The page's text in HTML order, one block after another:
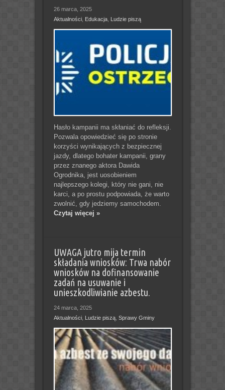
26 marca, 2025
Aktualności, Edukacja, Ludzie piszą
Hasło kampanii ma skłaniać do refleksji.
Pozwala opowiedzieć się po stronie
korzyści wynikających z bezpiecznej
jazdy, dlatego bohater kampanii, grany
przez znanego aktora Dawida
Ogrodnika, jest uosobieniem
najlepszego kolegi, który nie gani, nie
karci, a po prostu podpowiada, że warto
zwolnić, gdy jedziemy samochodem.
Czytaj więcej »
UWAGA jutro mija termin
składania wniosków: Trwa nabór
wniosków na dofinansowanie
zadań na usuwanie i
unieszkodliwianie azbestu.
24 marca, 2025
Aktualności, Ludzie piszą, Sprawy Gminy